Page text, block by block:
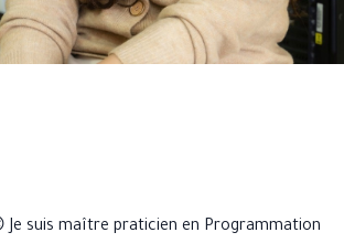
Je suis maître praticien en Programmation